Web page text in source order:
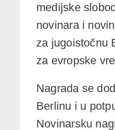
medijske
novinara i
za jugoistočnu
za evropske
Nagrada se
Berlinu i u
Novinarsku